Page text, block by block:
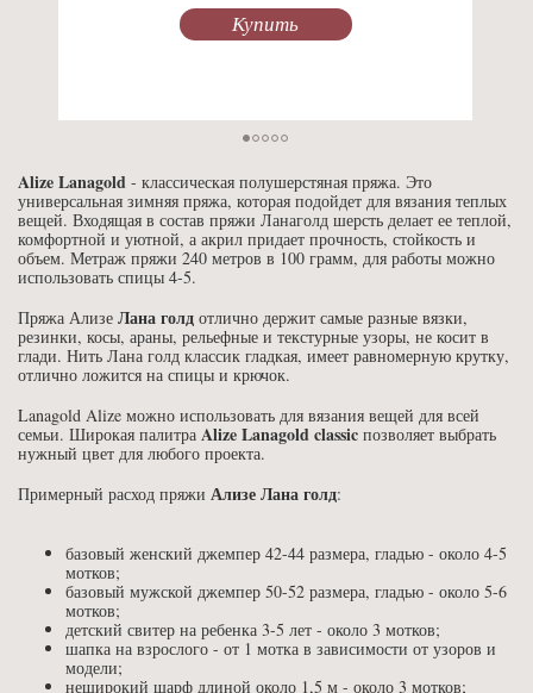
Купить
Alize Lanagold - классическая полушерстяная пряжа. Это
универсальная зимняя пряжа, которая подойдет для вязания теплых
вещей. Входящая в состав пряжи Ланаголд шерсть делает ее теплой,
комфортной и уютной, а акрил придает прочность, стойкость и
объем. Метраж пряжи 240 метров в 100 грамм, для работы можно
использовать спицы 4-5.
Пряжа Ализе Лана голд отлично держит самые разные вязки,
резинки, косы, араны, рельефные и текстурные узоры, не косит в
глади. Нить Лана голд классик гладкая, имеет равномерную крутку,
отлично ложится на спицы и крючок.
Lanagold Alize можно использовать для вязания вещей для всей
семьи. Широкая палитра Alize Lanagold classic позволяет выбрать
нужный цвет для любого проекта.
Примерный расход пряжи Ализе Лана голд:
базовый женский джемпер 42-44 размера, гладью - около 4-5
мотков;
базовый мужской джемпер 50-52 размера, гладью - около 5-6
мотков;
детский свитер на ребенка 3-5 лет - около 3 мотков;
шапка на взрослого - от 1 мотка в зависимости от узоров и
модели;
неширокий шарф длиной около 1,5 м - около 3 мотков;